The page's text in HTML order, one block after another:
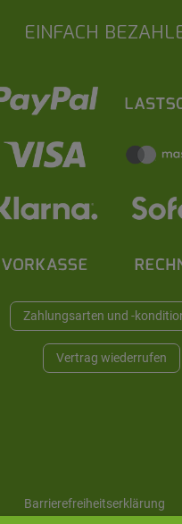
EINFACH
Zahlungsarten und -
Vertrag wiederrufen
Barrierefreiheitserklärung